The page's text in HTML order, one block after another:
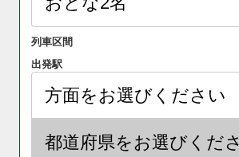
列車区間
出発駅